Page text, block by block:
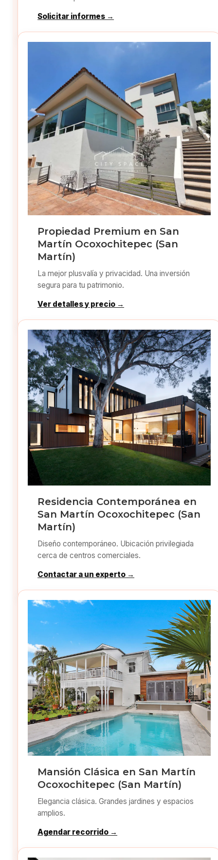
Solicitar informes →
Propiedad Premium en San
Martín Ocoxochitepec (San
Martín)
La mejor plusvalía y privacidad. Una inversión
segura para tu patrimonio.
Ver detalles y precio →
Residencia Contemporánea en
San Martín Ocoxochitepec (San
Martín)
Diseño contemporáneo. Ubicación privilegiada
cerca de centros comerciales.
Contactar a un experto →
Mansión Clásica en San Martín
Ocoxochitepec (San Martín)
Elegancia clásica. Grandes jardines y espacios
amplios.
Agendar recorrido →